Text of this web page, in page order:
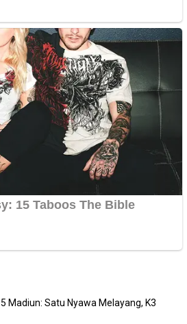
Madiun: Satu Nyawa Melayang, K3